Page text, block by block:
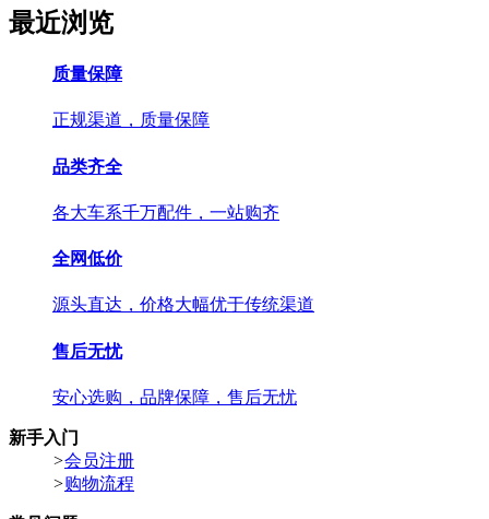
最近浏览
质量保障
正规渠道，质量保障
品类齐全
各大车系千万配件，一站购齐
全网低价
源头直达，价格大幅优于传统渠道
售后无忧
安心选购，品牌保障，售后无忧
新手入门
>会员注册
>购物流程